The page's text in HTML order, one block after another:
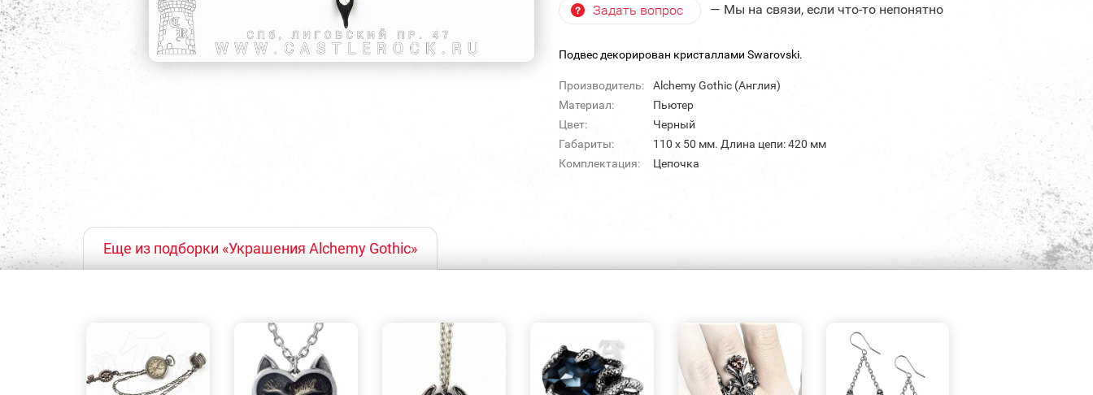
Задать вопрос — Мы на связи, если что-то непонятно
Подвес декорирован кристаллами Swarovski.
Производитель:
Alchemy Gothic (Англия)
Материал:
Пьютер
Цвет:
Черный
Габариты:
110 х 50 мм. Длина цепи: 420 мм
Комплектация:
Цепочка
Еще из подборки «Украшения Alchemy Gothic»